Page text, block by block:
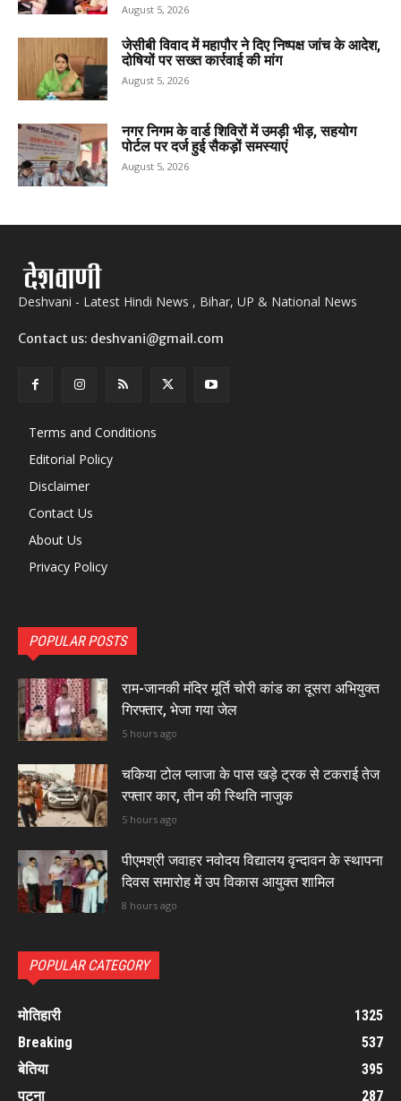
August 5, 2026
जेसीबी विवाद में महापौर ने दिए निष्पक्ष जांच के आदेश,
दोषियों पर सख्त कार्रवाई की मांग
August 5, 2026
नगर निगम के वार्ड शिविरों में उमड़ी भीड़, सहयोग
पोर्टल पर दर्ज हुई सैकड़ों समस्याएं
August 5, 2026
Deshvani - Latest Hindi News , Bihar, UP & National News
Contact us: deshvani@gmail.com
Terms and Conditions
Editorial Policy
Disclaimer
Contact Us
About Us
Privacy Policy
POPULAR POSTS
राम-जानकी मंदिर मूर्ति चोरी कांड का दूसरा अभियुक्त
गिरफ्तार, भेजा गया जेल
5 hours ago
चकिया टोल प्लाजा के पास खड़े ट्रक से टकराई तेज
रफ्तार कार, तीन की स्थिति नाजुक
5 hours ago
पीएमश्री जवाहर नवोदय विद्यालय वृन्दावन के स्थापना
दिवस समारोह में उप विकास आयुक्त शामिल
8 hours ago
POPULAR CATEGORY
मोतिहारी
1325
Breaking
537
बेतिया
395
पटना
287